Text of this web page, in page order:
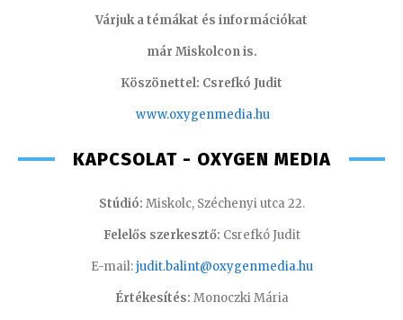
Várjuk a témákat és információkat
már Miskolcon is.
Köszönettel: Csrefkó Judit
www.oxygenmedia.hu
KAPCSOLAT - OXYGEN MEDIA
Stúdió: Miskolc, Széchenyi utca 22.
Felelős szerkesztő: Csrefkó Judit
E-mail:judit.balint@oxygenmedia.hu
Értékesítés: Monoczki Mária